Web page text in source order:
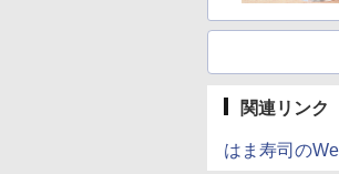
関連リンク
はま寿司の